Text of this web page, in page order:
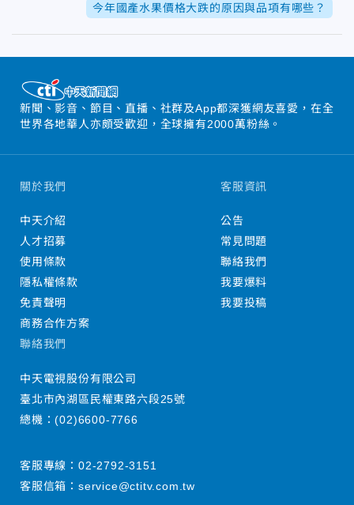
今年國產水果價格大跌的原因與品項有哪些？
新聞、影音、節目、直播、社群及App都深獲網友喜愛，在全
世界各地華人亦頗受歡迎，全球擁有2000萬粉絲。
關於我們
中天介紹
人才招募
使用條款
隱私權條款
免責聲明
商務合作方案
客服資訊
公告
常見問題
聯絡我們
我要爆料
我要投稿
聯絡我們
中天電視股份有限公司
臺北市內湖區民權東路六段25號
總機：(02)6600-7766
客服專線： 02-2792-3151
客服信箱： service@ctitv.com.tw